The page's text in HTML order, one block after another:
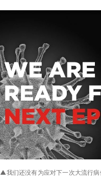
▲我们还没有为应对下一次大流行病